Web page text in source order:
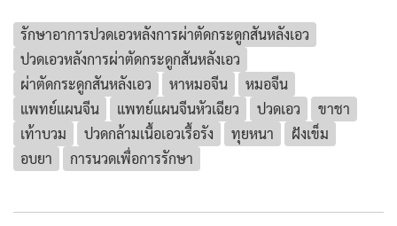
รักษาอาการปวดเอวหลังการผ่าตัดกระดูกสันหลังเอว
ปวดเอวหลังการผ่าตัดกระดูกสันหลังเอว
ผ่าตัดกระดูกสันหลังเอว
หาหมอจีน
หมอจีน
แพทย์แผนจีน
แพทย์แผนจีนหัวเฉียว ปวดเอว
ขาชา
เท้าบวม
ปวดกล้ามเนื้อเอวเรื้อรัง ทุยหนา
ฝังเข็ม
อบยา
การนวดเพื่อการรักษา